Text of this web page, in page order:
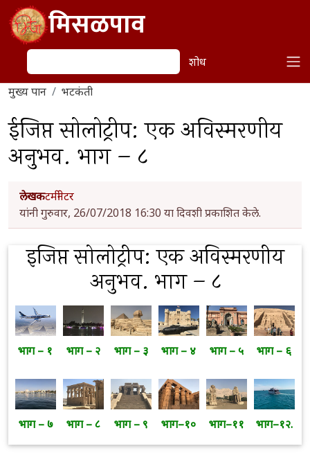
Skip to main content
मिसळपाव
शोध
शोध
मुख्य पान
भटकंती
ईजिप्त सोलोट्रीप: एक अविस्मरणीय
अनुभव. भाग – ८
लेखकटर्मीनेटर
यांनी गुरुवार, 26/07/2018 16:30 या दिवशी प्रकाशित केले.
इजिप्त सोलोट्रीप: एक अविस्मरणीय
अनुभव. भाग – ८
भाग – १ भाग – २ भाग – ३ भाग – ४ भाग – ५ भाग – ६
भाग – ७ भाग – ८ भाग – ९ भाग–१० भाग–११ भाग–१२.